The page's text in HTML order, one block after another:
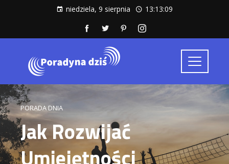
niedziela, 9 sierpnia 13:13:10
PORADA DNIA
Jak Rozwijać